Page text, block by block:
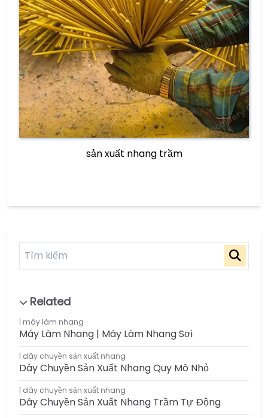
máy làm nhang
Máy Làm Nhang | Máy Làm Nhang Sợi
dây chuyền sản xuất nhang
Dây Chuyền Sản Xuất Nhang Quy Mô Nhỏ
dây chuyền sản xuất nhang
Dây Chuyền Sản Xuất Nhang Trầm Tự Động
sản xuất nhang trầm